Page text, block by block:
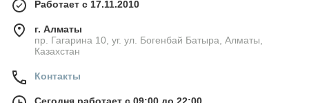
Работает с 17.11.2010
г. Алматы
пр. Гагарина 10, уг. ул. Богенбай Батыра, Алматы,
Казахстан
Контакты